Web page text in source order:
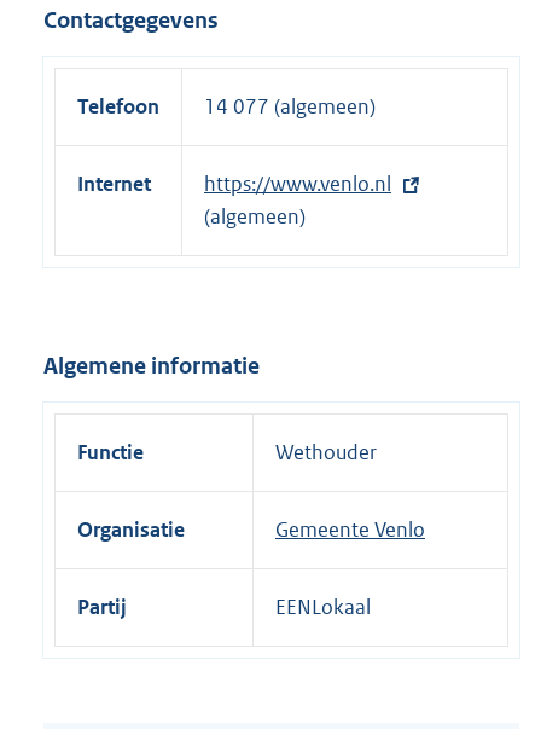
Contactgegevens
Telefoon 14 077 (algemeen)
Internet
E
x
t
e
l
https://www.venlo.nl
(algemeen)
Algemene informatie
Functie Wethouder
Organisatie Gemeente Venlo
Partij EENLokaal